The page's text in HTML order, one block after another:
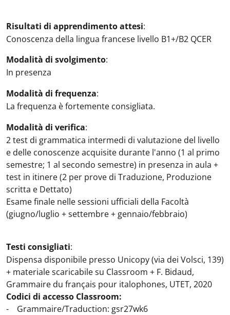
Risultati di apprendimento attesi:
Conoscenza della lingua francese livello B1+/B2 QCER
Modalità di svolgimento:
In presenza
Modalità di frequenza:
La frequenza è fortemente consigliata.
Modalità di verifica:
2 test di grammatica intermedi di valutazione del livello
e delle conoscenze acquisite durante l'anno (1 al primo
semestre; 1 al secondo semestre) in presenza in aula +
test in itinere (2 per prove di Traduzione, Produzione
scritta e Dettato)
Esame finale nelle sessioni ufficiali della Facoltà
(giugno/luglio + settembre + gennaio/febbraio)
Testi consigliati:
Dispensa disponibile presso Unicopy (via dei Volsci, 139)
+ materiale scaricabile su Classroom + F. Bidaud,
Grammaire du français pour italophones, UTET, 2020
Codici di accesso Classroom:
- Grammaire/Traduction: gsr27wk6